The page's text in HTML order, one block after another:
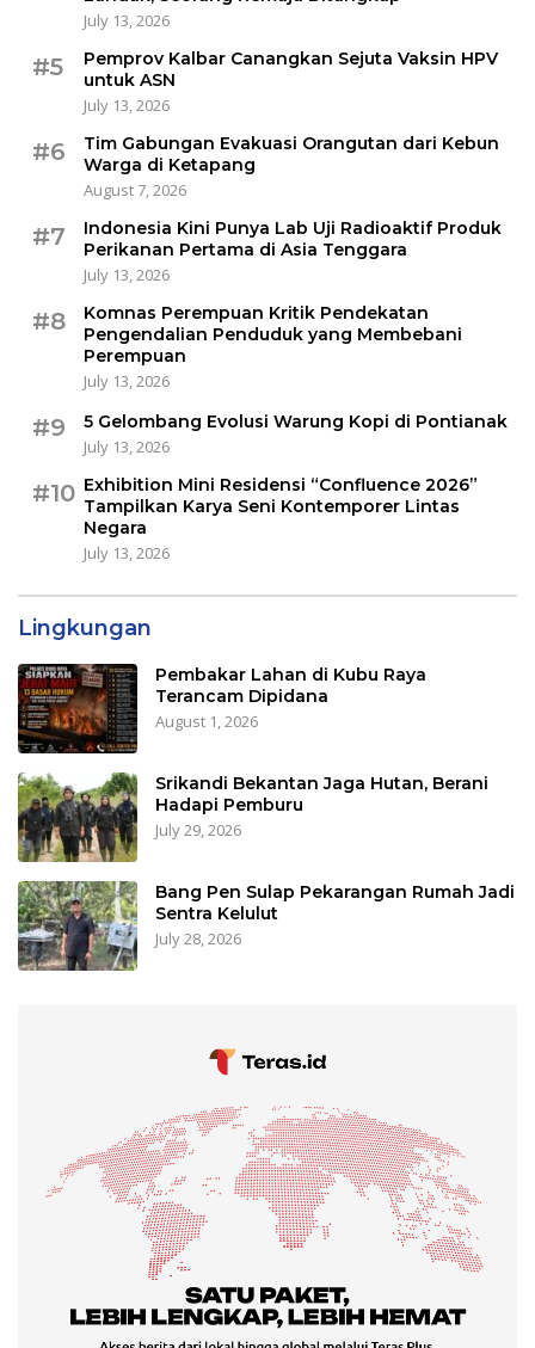
July 13, 2026
#5
Pemprov Kalbar Canangkan Sejuta Vaksin HPV
untuk ASN
July 13, 2026
#6
Tim Gabungan Evakuasi Orangutan dari Kebun
Warga di Ketapang
August 7, 2026
#7
Indonesia Kini Punya Lab Uji Radioaktif Produk
Perikanan Pertama di Asia Tenggara
July 13, 2026
#8
Komnas Perempuan Kritik Pendekatan
Pengendalian Penduduk yang Membebani
Perempuan
July 13, 2026
#9
5 Gelombang Evolusi Warung Kopi di Pontianak
July 13, 2026
#10 Exhibition Mini Residensi “Confluence 2026”
Tampilkan Karya Seni Kontemporer Lintas
Negara
July 13, 2026
Lingkungan
Pembakar Lahan di Kubu Raya
Terancam Dipidana
August 1, 2026
Srikandi Bekantan Jaga Hutan, Berani
Hadapi Pemburu
July 29, 2026
Bang Pen Sulap Pekarangan Rumah Jadi
Sentra Kelulut
July 28, 2026